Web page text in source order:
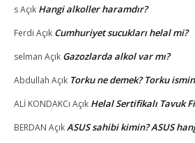
sAçık Hangi alkoller haramdır?
Ferdi Açık Cumhuriyet sucukları helal mi?
selman Açık Gazozlarda alkol var mı?
Abdullah Açık Torku ne demek? Torku
ALİ KONDAKCı Açık Helal Sertifikalı Tavuk
BERDAN AçıkASUS sahibi kimin? ASUS